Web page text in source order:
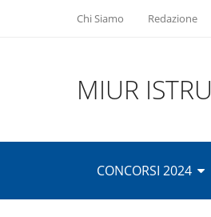
Chi Siamo Redazione
MIUR
CONCORSI 2024